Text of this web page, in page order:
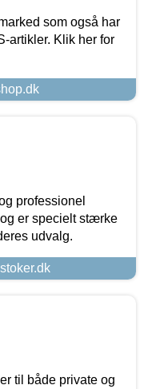
som også har
artikler. Klik her for
professionel
er specielt stærke
udvalg.
til både private og